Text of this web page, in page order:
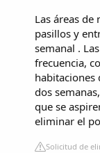
Las áreas
pasillos y
semanal .
frecuencia,
habitaciones
dos
que se
eliminar el
Solicitud de